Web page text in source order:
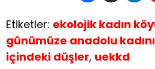
Etiketler: ekolojik kadın
günümüze anadolu kadını
içindeki düşler, uekkd